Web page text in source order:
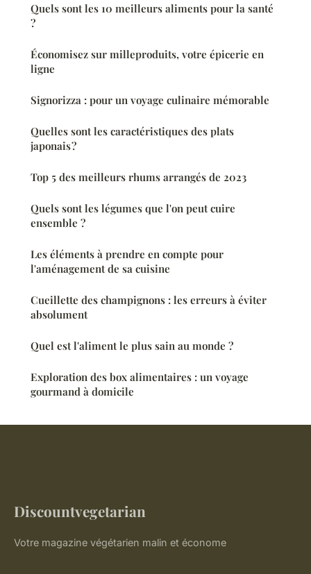
Quels sont les 10 meilleurs aliments pour la santé
?
Économisez sur milleproduits, votre épicerie en
ligne
Signorizza : pour un voyage culinaire mémorable
Quelles sont les caractéristiques des plats
japonais ?
Top 5 des meilleurs rhums arrangés de 2023
Quels sont les légumes que l'on peut cuire
ensemble ?
Les éléments à prendre en compte pour
l'aménagement de sa cuisine
Cueillette des champignons : les erreurs à éviter
absolument
Quel est l'aliment le plus sain au monde ?
Exploration des box alimentaires : un voyage
gourmand à domicile
Discountvegetarian
Votre magazine végétarien malin et économe